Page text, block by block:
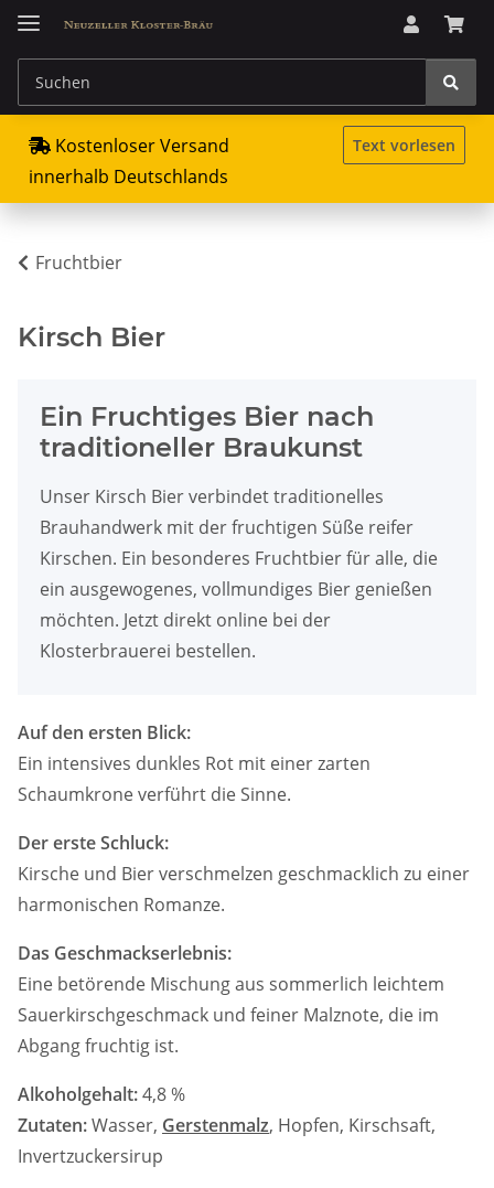
Kostenloser Versand
innerhalb Deutschlands
Text vorlesen
Fruchtbier
Kirsch Bier
Ein Fruchtiges Bier nach
traditioneller Braukunst
Unser Kirsch Bier verbindet traditionelles
Brauhandwerk mit der fruchtigen Süße reifer
Kirschen. Ein besonderes Fruchtbier für alle, die
ein ausgewogenes, vollmundiges Bier genießen
möchten. Jetzt direkt online bei der
Klosterbrauerei bestellen.
Auf den ersten Blick:
Ein intensives dunkles Rot mit einer zarten
Schaumkrone verführt die Sinne.
Der erste Schluck:
Kirsche und Bier verschmelzen geschmacklich zu einer
harmonischen Romanze.
Das Geschmackserlebnis:
Eine betörende Mischung aus sommerlich leichtem
Sauerkirschgeschmack und feiner Malznote, die im
Abgang fruchtig ist.
Alkoholgehalt:4,8 %
Zutaten:Wasser, Gerstenmalz, Hopfen, Kirschsaft,
Invertzuckersirup